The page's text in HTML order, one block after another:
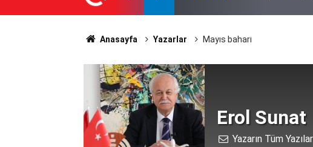
Anasayfa Yazarlar Mayıs baharı
Erol Sunat
Yazarın Tüm